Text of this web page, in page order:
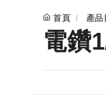
首頁 產品
電鑽